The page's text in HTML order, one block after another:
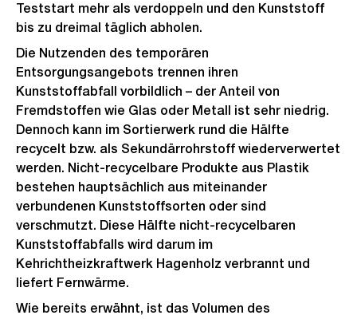
Teststart mehr als verdoppeln und den Kunststoff
bis zu dreimal täglich abholen.
Die Nutzenden des temporären
Entsorgungsangebots trennen ihren
Kunststoffabfall vorbildlich – der Anteil von
Fremdstoffen wie Glas oder Metall ist sehr niedrig.
Dennoch kann im Sortierwerk rund die Hälfte
recycelt bzw. als Sekundärrohrstoff wiederverwertet
werden. Nicht-recycelbare Produkte aus Plastik
bestehen hauptsächlich aus miteinander
verbundenen Kunststoffsorten oder sind
verschmutzt. Diese Hälfte nicht-recycelbaren
Kunststoffabfalls wird darum im
Kehrichtheizkraftwerk Hagenholz verbrannt und
liefert Fernwärme.
Wie bereits erwähnt, ist das Volumen des